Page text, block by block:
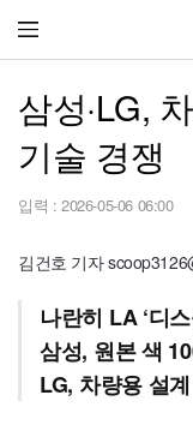
삼성·LG,
기술 경쟁
입력 : 2026-05-06 06:00
김건호 기자
나란히 LA ‘디
삼성, 원본 색
LG, 차량용 설